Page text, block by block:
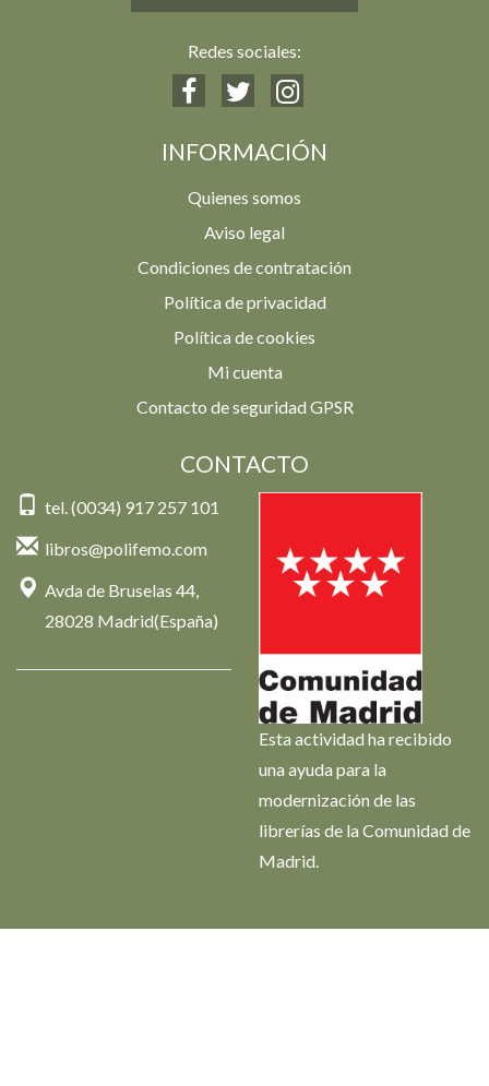
Redes sociales:
INFORMACIÓN
Quienes somos
Aviso legal
Condiciones de contratación
Política de privacidad
Política de cookies
Mi cuenta
Contacto de seguridad GPSR
CONTACTO
tel. (0034) 917 257 101
libros@polifemo.com
Avda de Bruselas 44,
28028 Madrid(España)
Esta actividad ha recibido
una ayuda para la
modernización de las
librerías de la Comunidad de
Madrid.